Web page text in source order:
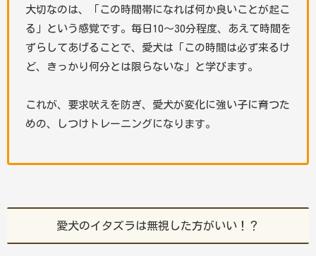
大切なのは、「この時間帯になれば何か良いことが起こ
る」という感覚です。毎日10〜30分程度、あえて時間を
ずらしてあげることで、愛犬は「この時間は必ず来るけ
ど、きっかり何分とは限らないな」と学びます。
これが、要求吠えを防ぎ、愛犬が変化に強い子に育つた
めの、しつけトレーニングになります。
愛犬のイタズラは無視した方がいい！？